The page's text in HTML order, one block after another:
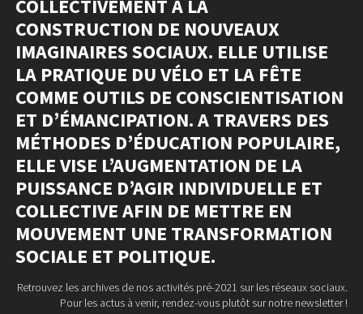
COLLECTIVEMENT À LA
CONSTRUCTION DE NOUVEAUX
IMAGINAIRES SOCIAUX. ELLE UTILISE
LA PRATIQUE DU VÉLO ET LA FÊTE
COMME OUTILS DE CONSCIENTISATION
ET D’ÉMANCIPATION. A TRAVERS DES
MÉTHODES D’ÉDUCATION POPULAIRE,
ELLE VISE L’AUGMENTATION DE LA
PUISSANCE D’AGIR INDIVIDUELLE ET
COLLECTIVE AFIN DE METTRE EN
MOUVEMENT UNE TRANSFORMATION
SOCIALE ET POLITIQUE.
Retrouvez les archives de nos activités pré-2021 sur les réseaux sociaux.
Pour les actus à venir, rendez-vous plutôt sur notre newsletter !